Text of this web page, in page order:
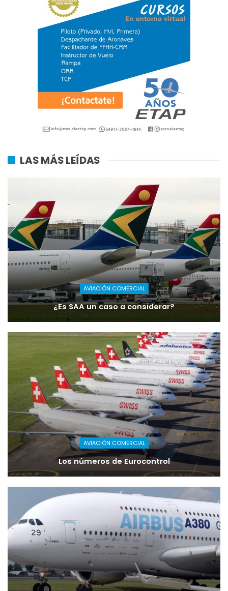
LAS MÁS LEÍDAS
AVIACIÓN COMERCIAL
¿Es SAA un caso a considerar?
AVIACIÓN COMERCIAL
Los números de Eurocontrol